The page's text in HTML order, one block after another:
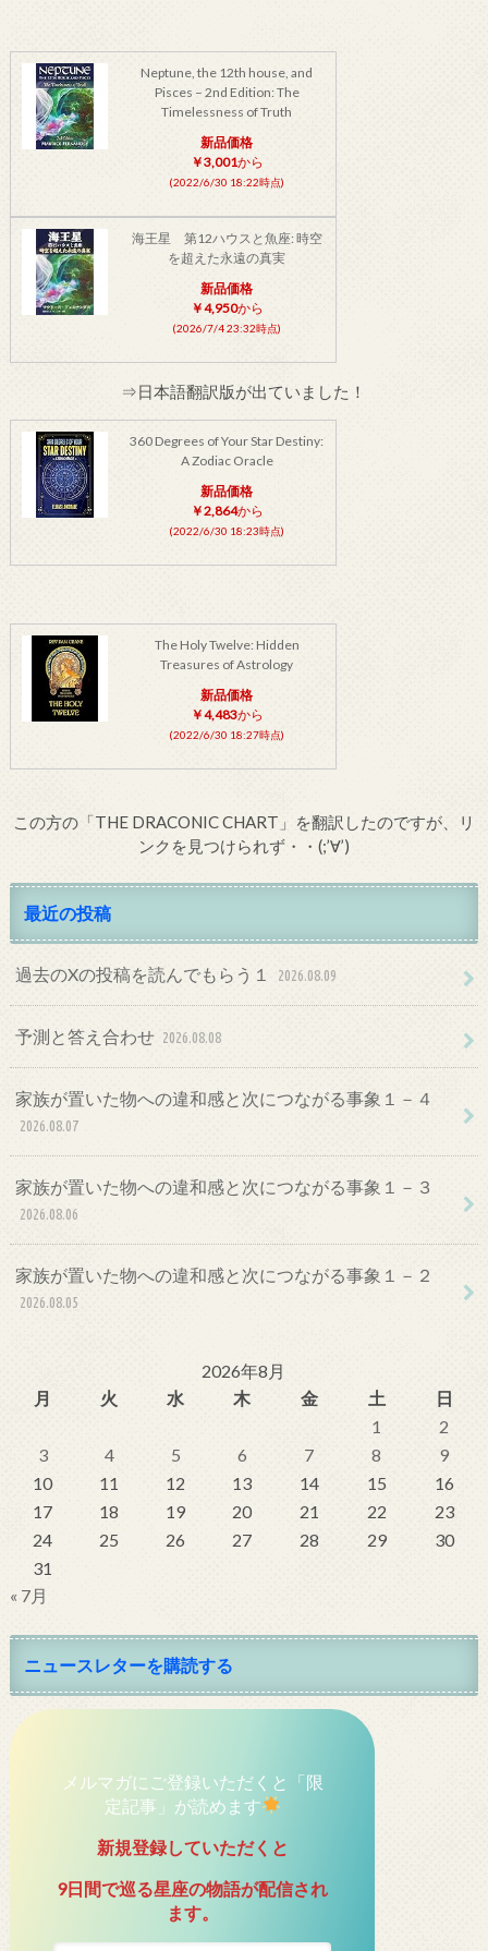
Neptune, the 12th house, and
Pisces – 2nd Edition: The
Timelessness of Truth
新品価格
￥3,001から
(2022/6/30 18:22時点)
海王星 第12ハウスと魚座: 時空
を超えた永遠の真実
新品価格
￥4,950から
(2026/7/4 23:32時点)
⇒日本語翻訳版が出ていました！
360 Degrees of Your Star Destiny:
A Zodiac Oracle
新品価格
￥2,864から
(2022/6/30 18:23時点)
The Holy Twelve: Hidden
Treasures of Astrology
新品価格
￥4,483から
(2022/6/30 18:27時点)
この方の「THE DRACONIC CHART」を翻訳したのですが、リ
ンクを見つけられず・・(;’∀’)
最近の投稿
過去のXの投稿を読んでもらう１ 2026.08.09
予測と答え合わせ 2026.08.08
家族が置いた物への違和感と次につながる事象１－４
2026.08.07
家族が置いた物への違和感と次につながる事象１－３
2026.08.06
家族が置いた物への違和感と次につながる事象１－２
2026.08.05
2026年8月
月
火 水 木 金 土
日
1
2
3
4 5 6 7 8
9
10
11 12 13 14 15
16
17
18 19 20 21 22
23
24
25 26 27 28 29
30
31
« 7月
ニュースレターを購読する
メルマガにご登録いただくと「限
定記事」が読めます
新規登録していただくと
9日間で巡る星座の物語が配信され
ます。